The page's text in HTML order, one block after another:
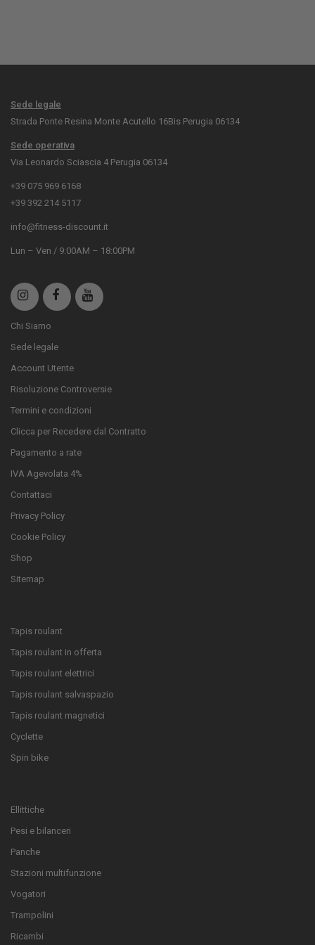
Sede legale
Strada Ponte Resina Monte Acutello 16Bis Perugia 06134
Sede operativa
Via Leonardo Sciascia 4 Perugia 06134
+39 075 969 6168
+39 392 214 5117
info@fitness-discount.it
Lun – Ven / 9:00AM – 18:00PM
Chi Siamo
Sede legale
Account Utente
Risoluzione Controversie
Termini e condizioni
Clicca per Recedere dal Contratto
Pagamento a rate
IVA Agevolata 4%
Contattaci
Privacy Policy
Cookie Policy
Shop
Sitemap
Tapis roulant
Tapis roulant in offerta
Tapis roulant elettrici
Tapis roulant salvaspazio
Tapis roulant magnetici
Cyclette
Spin bike
Ellittiche
Pesi e bilanceri
Panche
Stazioni multifunzione
Vogatori
Trampolini
Ricambi